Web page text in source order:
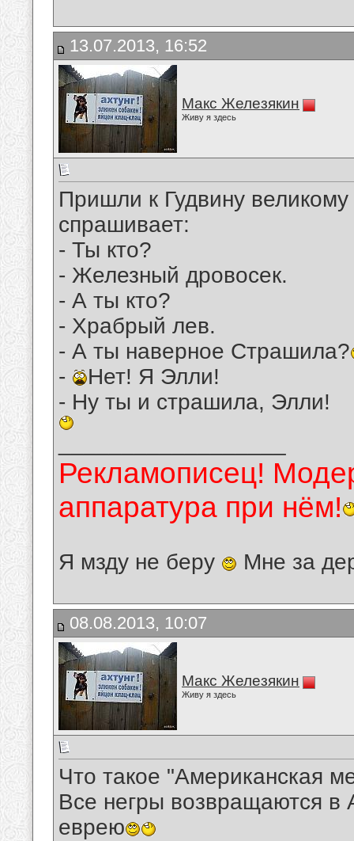
13.07.2013, 16:52
Макс Железякин
Живу я здесь
Пришли к Гудвину
спрашивает:
- Ты кто?
- Железный дровосек.
- А ты кто?
- Храбрый лев.
- А ты наверное Страшила?
-
Нет! Я Элли!
- Ну ты и страшила, Элли!
Рекламописец!
аппаратура при нём!
Я мзду не беру Мне за
08.08.2013, 10:07
Макс Железякин
Живу я здесь
Что такое "Американская
Все негры возвращаются в
еврею